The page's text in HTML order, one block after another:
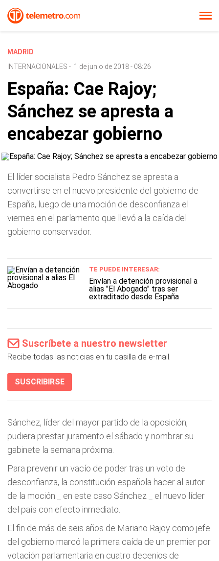
MADRID
INTERNACIONALES - 1 de junio de 2018 - 08:26
España: Cae Rajoy;
Sánchez se apresta a
encabezar gobierno
El líder socialista Pedro Sánchez se apresta a
convertirse en el nuevo presidente del gobierno de
España, luego de una moción de desconfianza el
viernes en el parlamento que llevó a la caída del
gobierno conservador.
TE PUEDE INTERESAR:
Envían a detención provisional a
alias "El Abogado" tras ser
extraditado desde España
Suscríbete a nuestro newsletter
Recibe todas las noticias en tu casilla de e-mail.
SUSCRIBIRSE
Sánchez, líder del mayor partido de la oposición,
pudiera prestar juramento el sábado y nombrar su
gabinete la semana próxima.
Para prevenir un vacío de poder tras un voto de
desconfianza, la constitución española hacer al autor
de la moción _ en este caso Sánchez _ el nuevo líder
del país con efecto inmediato.
El fin de más de seis años de Mariano Rajoy como jefe
del gobierno marcó la primera caída de un premier por
votación parlamentaria en cuatro decenios de